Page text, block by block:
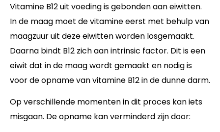
Vitamine B12 uit voeding is gebonden aan eiwitten.
In de maag moet de vitamine eerst met behulp van
maagzuur uit deze eiwitten worden losgemaakt.
Daarna bindt B12 zich aan intrinsic factor. Dit is een
eiwit dat in de maag wordt gemaakt en nodig is
voor de opname van vitamine B12 in de dunne darm.
Op verschillende momenten in dit proces kan iets
misgaan. De opname kan verminderd zijn door: